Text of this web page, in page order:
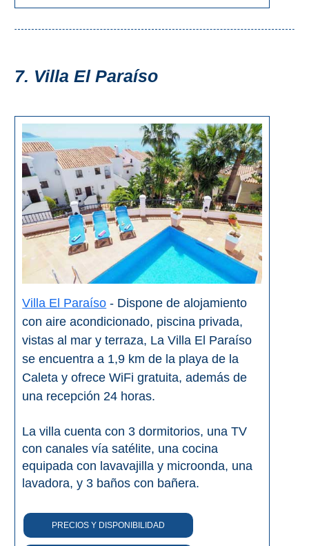
7. Villa El Paraíso
Villa El Paraíso - Dispone de alojamiento
con aire acondicionado, piscina privada,
vistas al mar y terraza, La Villa El Paraíso
se encuentra a 1,9 km de la playa de la
Caleta y ofrece WiFi gratuita, además de
una recepción 24 horas.
La villa cuenta con 3 dormitorios, una TV
con canales vía satélite, una cocina
equipada con lavavajilla y microonda, una
lavadora, y 3 baños con bañera.
PRECIOS Y DISPONIBILIDAD